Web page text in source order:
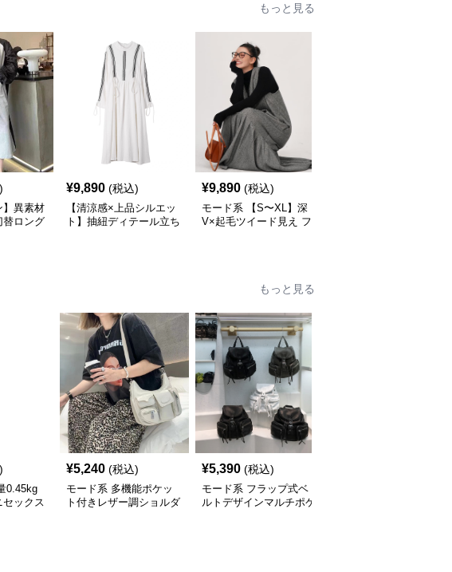
もっと見る
】異素材
替ロング
¥9,890 (税込)
【清涼感×上品シルエッ
ト】抽紐ディテール立ち
¥9,890 (税込)
モード系 【S〜XL】深
V×起毛ツイード見え フ
もっと見る
0.45kg
セックス
¥5,240 (税込)
モード系 多機能ポケッ
ト付きレザー調ショルダ
¥5,390 (税込)
モード系 フラップ式ベ
ルトデザインマルチポケ